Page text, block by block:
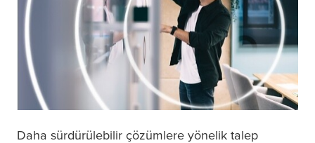
Daha sürdürülebilir çözümlere yönelik talep